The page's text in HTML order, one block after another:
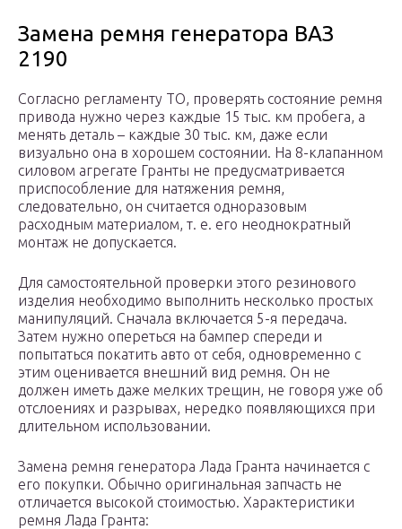
Замена ремня генератора ВАЗ
2190
Согласно регламенту ТО, проверять состояние ремня
привода нужно через каждые 15 тыс. км пробега, а
менять деталь – каждые 30 тыс. км, даже если
визуально она в хорошем состоянии. На 8-клапанном
силовом агрегате Гранты не предусматривается
приспособление для натяжения ремня,
следовательно, он считается одноразовым
расходным материалом, т. е. его неоднократный
монтаж не допускается.
Для самостоятельной проверки этого резинового
изделия необходимо выполнить несколько простых
манипуляций. Сначала включается 5-я передача.
Затем нужно опереться на бампер спереди и
попытаться покатить авто от себя, одновременно с
этим оценивается внешний вид ремня. Он не
должен иметь даже мелких трещин, не говоря уже об
отслоениях и разрывах, нередко появляющихся при
длительном использовании.
Замена ремня генератора Лада Гранта начинается с
его покупки. Обычно оригинальная запчасть не
отличается высокой стоимостью. Характеристики
ремня Лада Гранта: